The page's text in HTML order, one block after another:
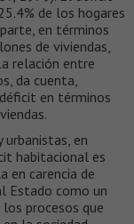
de los hogares
en términos
de viviendas,
relación entre
da cuenta,
en términos
urbanistas, en
habitacional es
en carencia de
Estado como un
procesos que